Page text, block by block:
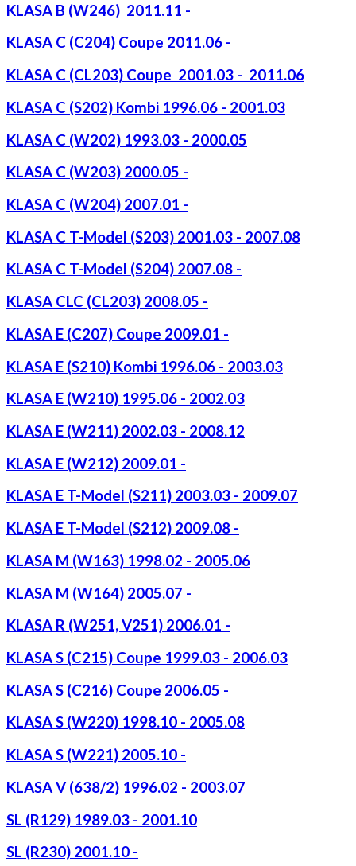
KLASA B (W246) 2011.11 -
KLASA C (C204) Coupe 2011.06 -
KLASA C (CL203) Coupe 2001.03 - 2011.06
KLASA C (S202) Kombi 1996.06 - 2001.03
KLASA C (W202) 1993.03 - 2000.05
KLASA C (W203) 2000.05 -
KLASA C (W204) 2007.01 -
KLASA C T-Model (S203) 2001.03 - 2007.08
KLASA C T-Model (S204) 2007.08 -
KLASA CLC (CL203) 2008.05 -
KLASA E (C207) Coupe 2009.01 -
KLASA E (S210) Kombi 1996.06 - 2003.03
KLASA E (W210) 1995.06 - 2002.03
KLASA E (W211) 2002.03 - 2008.12
KLASA E (W212) 2009.01 -
KLASA E T-Model (S211) 2003.03 - 2009.07
KLASA E T-Model (S212) 2009.08 -
KLASA M (W163) 1998.02 - 2005.06
KLASA M (W164) 2005.07 -
KLASA R (W251, V251) 2006.01 -
KLASA S (C215) Coupe 1999.03 - 2006.03
KLASA S (C216) Coupe 2006.05 -
KLASA S (W220) 1998.10 - 2005.08
KLASA S (W221) 2005.10 -
KLASA V (638/2) 1996.02 - 2003.07
SL (R129) 1989.03 - 2001.10
SL (R230) 2001.10 -